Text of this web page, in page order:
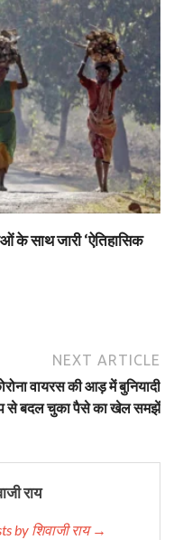
के साथ जारी ‘ऐतिहासिक
NEXT ARTICLE
वायरस की आड़ में बुनियादी
से बदल चुका पैसे का खेल समझें
राय
by शिवाजी राय →